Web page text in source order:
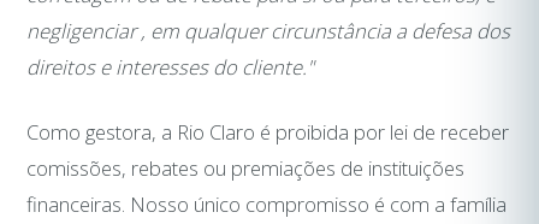
negligenciar , em qualquer circunstância a defesa dos
direitos e interesses do cliente."
Como gestora, a Rio Claro é proibida por lei de receber
comissões, rebates ou premiações de instituições
financeiras. Nosso único compromisso é com a família